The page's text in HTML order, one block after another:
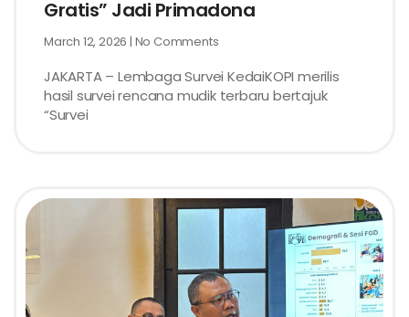
Gratis” Jadi Primadona
March 12, 2026 No Comments
JAKARTA – Lembaga Survei KedaiKOPI merilis
hasil survei rencana mudik terbaru bertajuk
“Survei